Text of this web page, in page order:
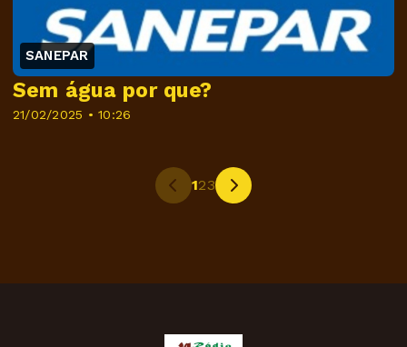
SANEPAR
21/02/2025 • 10:26
Sem água por que?
123